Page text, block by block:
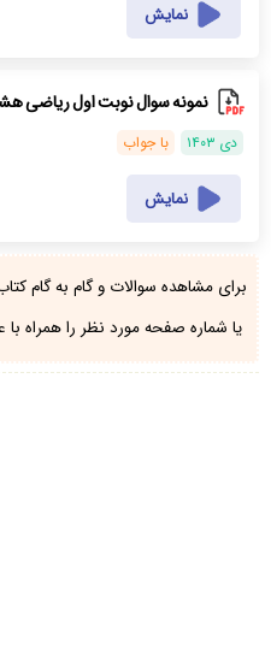
نمایش
نمونه سوال نوبت اول ریاضی هشتم
دی ۱۴۰۳ با جواب
نمایش
برای مشاهده سوالات و گام به گام
یا شماره صفحه مورد نظر را همراه با